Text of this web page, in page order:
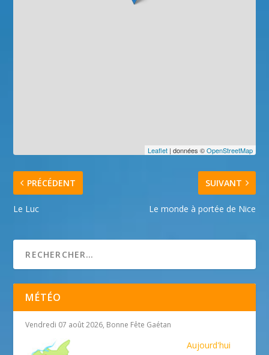
Leaflet| données ©OpenStreetMap
PRÉCÉDENT
Le Luc
SUIVANT
Le monde à portée de Nice
MÉTÉO
Vendredi 07 août 2026, Bonne Fête Gaétan
Aujourd'hui